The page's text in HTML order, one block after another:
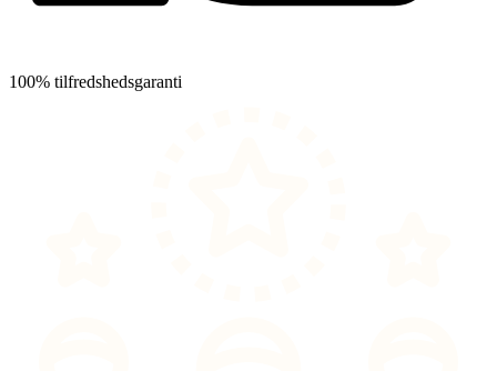
100% tilfredshedsgaranti